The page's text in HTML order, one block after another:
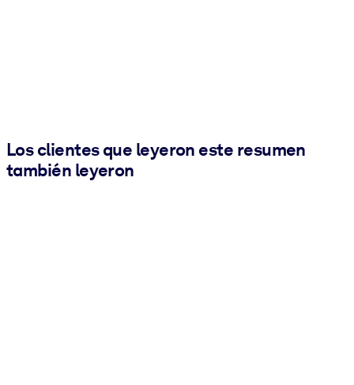
Los clientes que leyeron este resumen
también leyeron